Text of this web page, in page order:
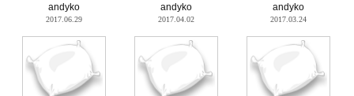
andyko
2017.06.29
andyko
2017.04.02
andyko
2017.03.24